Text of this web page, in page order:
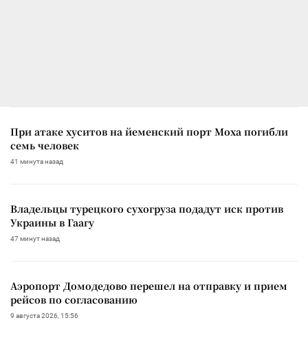
При атаке хуситов на йеменский порт Моха погибли
семь человек
41 минута назад
Владельцы турецкого сухогруза подадут иск против
Украины в Гаагу
47 минут назад
Аэропорт Домодедово перешел на отправку и прием
рейсов по согласованию
9 августа 2026, 15:56